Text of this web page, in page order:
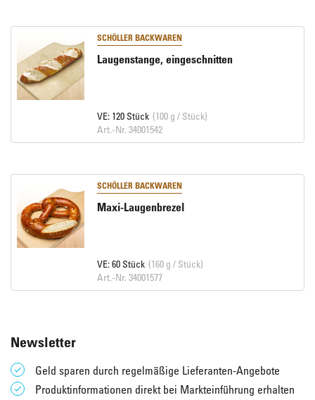
SCHÖLLER BACKWAREN
Laugenstange, eingeschnitten
VE: 120 Stück (100 g / Stück)
Art.-Nr. 34001542
SCHÖLLER BACKWAREN
Maxi-Laugenbrezel
VE: 60 Stück (160 g / Stück)
Art.-Nr. 34001577
Newsletter
Geld sparen durch regelmäßige Lieferanten-Angebote
Produktinformationen direkt bei Markteinführung erhalten